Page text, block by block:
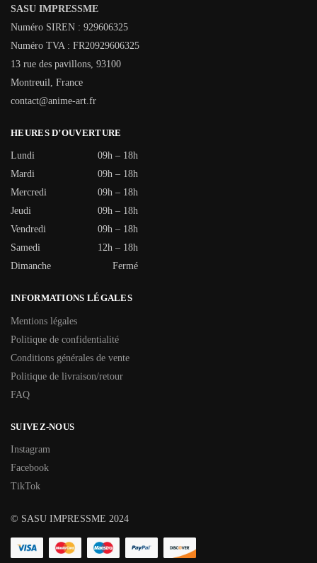
SASU IMPRESSME
Numéro SIREN : 929606325
Numéro TVA : FR20929606325
13 rue des pavillons, 93100
Montreuil, France
contact@anime-art.fr
HEURES D’OUVERTURE
Lundi
09h – 18h
Mardi
09h – 18h
Mercredi
09h – 18h
Jeudi
09h – 18h
Vendredi
09h – 18h
Samedi
12h – 18h
Dimanche
Fermé
INFORMATIONS LÉGALES
Mentions légales
Politique de confidentialité
Conditions générales de vente
Politique de livraison/retour
FAQ
SUIVEZ-NOUS
Instagram
Facebook
TikTok
© SASU IMPRESSME 2024